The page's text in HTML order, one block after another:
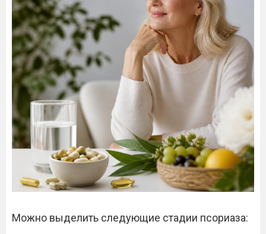
Можно выделить следующие стадии псориаза: